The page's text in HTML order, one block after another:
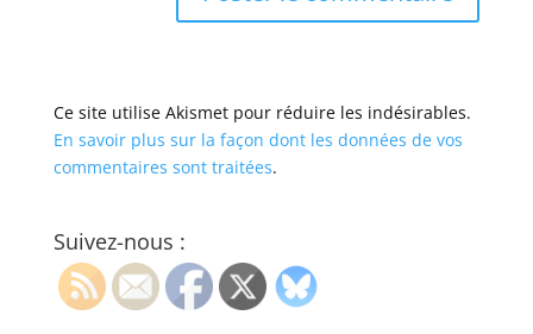
Ce site utilise Akismet pour réduire les indésirables.
En savoir plus sur la façon dont les données de vos
commentaires sont traitées.
Suivez-nous :